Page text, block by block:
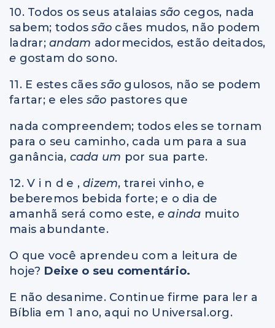
10. Todos os seus atalaias são cegos, nada
sabem; todossão cães mudos, não podem
ladrar; andam adormecidos, estão deitados,
e gostam do sono.
11. E estes cãessão gulosos, não se podem
fartar; e eles são pastores que
nada compreendem; todos eles se tornam
para o seu caminho, cada um para a sua
ganância, cada um por sua parte.
12. V i n d e , dizem, trarei vinho, e
beberemos bebida forte; e o dia de
amanhã será como este, e ainda muito
mais abundante.
O que você aprendeu com a leitura de
hoje? Deixe o seu comentário.
E não desanime. Continue firme para ler a
Bíblia em 1 ano, aqui no Universal.org.